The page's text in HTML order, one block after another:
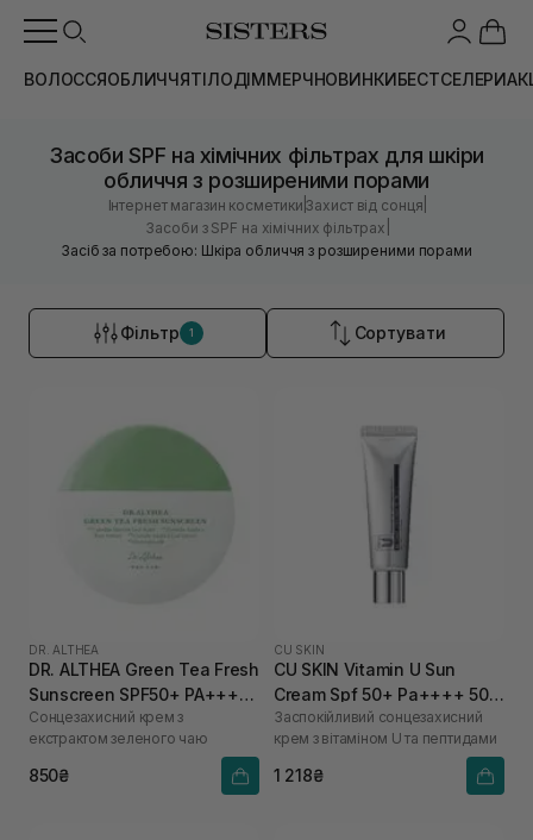
ВОЛОССЯОБЛИЧЧЯТІЛОДІММЕРЧНОВИНКИБЕСТСЕЛЕРИ
Засоби SPF на хімічних фільтрах для шкіри
обличчя з розширеними порами
Інтернет магазин косметики |Захист від сонця
Засоби з SPF на хімічних фільтрах
Засіб за потребою: Шкіра обличчя з розширеними порами
Фільтр 1 Сортувати
DR. ALTHEA
DR. ALTHEA Green Tea Fresh
Sunscreen SPF50+ PA++++
45 мл
Сонцезахисний крем з
екстрактом зеленого чаю
850₴
CU SKIN
CU SKIN Vitamin U Sun
Cream Spf 50+ Pa++++ 50
мл
Заспокійливий сонцезахисний
крем з вітаміном U та пептидами
1 218₴